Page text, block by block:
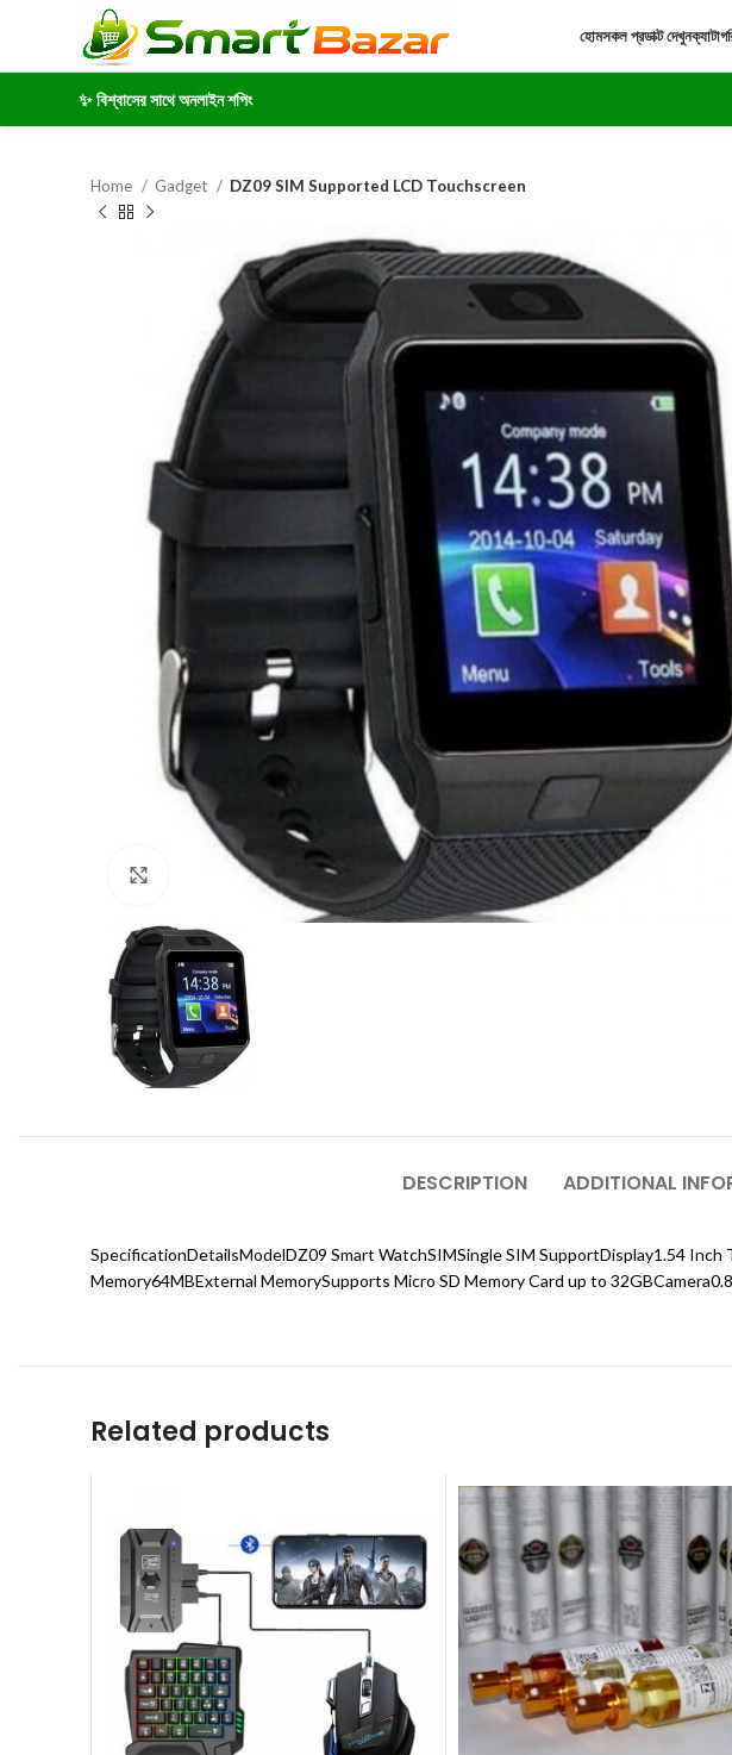
হোমসকল প্রডাক্ট দেখুন
✨ বিশ্বাসের সাথে অনলাইন শপিং
Home Gadget DZ09 SIM Supported LCD Touchscreen
Click to enlarge
DESCRIPTION ADDITIONAL
SpecificationDetailsModelDZ09 Smart WatchSIMSingle SIM SupportDisplay1.54
Memory64MBExternal MemorySupports Micro SD Memory Card up to
Related products